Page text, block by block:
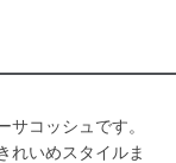
コッシュです。
れいめスタイルま